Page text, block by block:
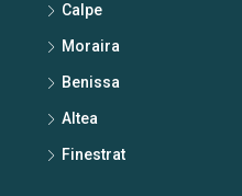
Calpe
Moraira
Benissa
Altea
Finestrat